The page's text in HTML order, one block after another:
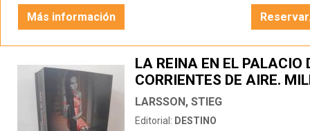
Más información
LA REINA EN EL PALACIO
CORRIENTES DE AIRE.
3
LARSSON, STIEG
Editorial: DESTINO